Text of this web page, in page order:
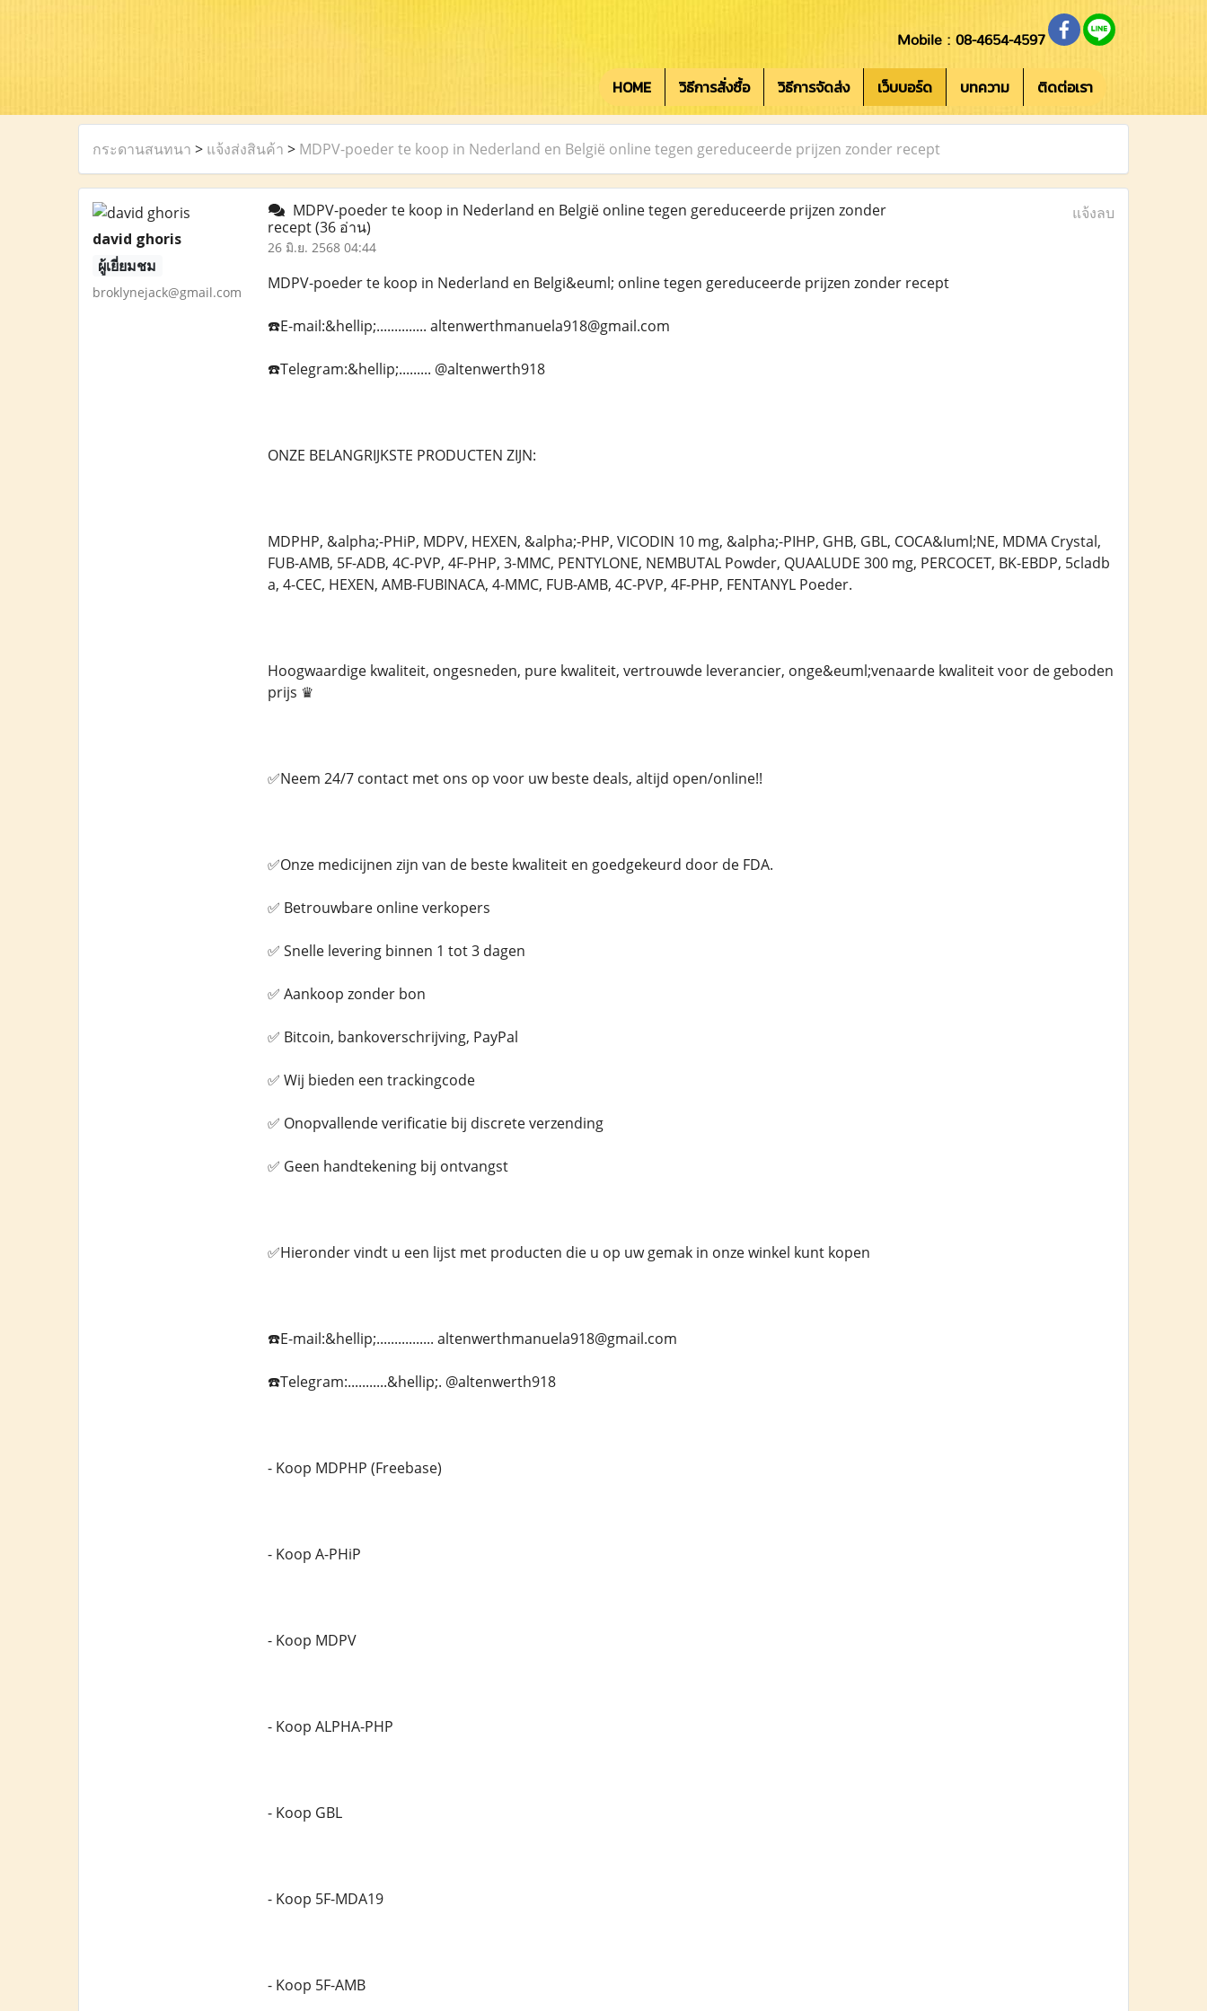
Mobile : 08-4654-4597
HOME วิธีการสั่งซื้อ วิธีการจัดส่ง เว็บบอร์ด บทความ ติดต่อเรา
กระดานสนทนา > แจ้งส่งสินค้า > MDPV-poeder te koop in Nederland en België online tegen gereduceerde prijzen zonder recept
david ghoris
ผู้เยี่ยมชม
broklynejack@gmail.com
MDPV-poeder te koop in Nederland en België online tegen gereduceerde prijzen zonder
recept(36 อ่าน)
26 มิ.ย. 2568 04:44
แจ้งลบ
MDPV-poeder te koop in Nederland en Belgi&euml; online tegen gereduceerde prijzen zonder recept
☎️E-mail:&hellip;.............. altenwerthmanuela918@gmail.com
☎️Telegram:&hellip;......... @altenwerth918
ONZE BELANGRIJKSTE PRODUCTEN ZIJN:
MDPHP, &alpha;-PHiP, MDPV, HEXEN, &alpha;-PHP, VICODIN 10 mg, &alpha;-PIHP, GHB, GBL, COCA&Iuml;NE, MDMA Crystal,
FUB-AMB, 5F-ADB, 4C-PVP, 4F-PHP, 3-MMC, PENTYLONE, NEMBUTAL Powder, QUAALUDE 300 mg, PERCOCET, BK-EBDP, 5cladb
a, 4-CEC, HEXEN, AMB-FUBINACA, 4-MMC, FUB-AMB, 4C-PVP, 4F-PHP, FENTANYL Poeder.
Hoogwaardige kwaliteit, ongesneden, pure kwaliteit, vertrouwde leverancier, onge&euml;venaarde kwaliteit voor de geboden
prijs ♛
✅Neem 24/7 contact met ons op voor uw beste deals, altijd open/online!!
✅Onze medicijnen zijn van de beste kwaliteit en goedgekeurd door de FDA.
✅ Betrouwbare online verkopers
✅ Snelle levering binnen 1 tot 3 dagen
✅ Aankoop zonder bon
✅ Bitcoin, bankoverschrijving, PayPal
✅ Wij bieden een trackingcode
✅ Onopvallende verificatie bij discrete verzending
✅ Geen handtekening bij ontvangst
✅Hieronder vindt u een lijst met producten die u op uw gemak in onze winkel kunt kopen
☎️E-mail:&hellip;................ altenwerthmanuela918@gmail.com
☎️Telegram:...........&hellip;. @altenwerth918
- Koop MDPHP (Freebase)
- Koop A-PHiP
- Koop MDPV
- Koop ALPHA-PHP
- Koop GBL
- Koop 5F-MDA19
- Koop 5F-AMB